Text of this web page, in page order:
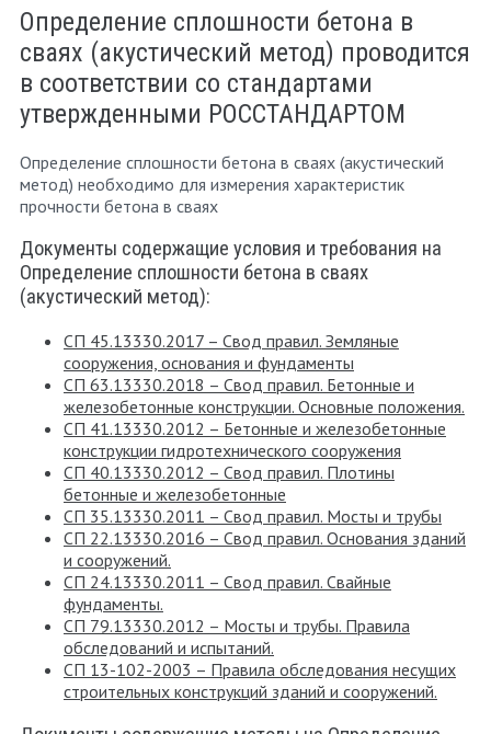
Определение сплошности бетона в
сваях (акустический метод) проводится
в соответствии со стандартами
утвержденными РОССТАНДАРТОМ
Определение сплошности бетона в сваях (акустический
метод) необходимо для измерения характеристик
прочности бетона в сваях
Документы содержащие условия и требования на
Определение сплошности бетона в сваях
(акустический метод):
СП 45.13330.2017 – Свод правил. Земляные
сооружения, основания и фундаменты
СП 63.13330.2018 – Свод правил. Бетонные и
железобетонные конструкции. Основные положения.
СП 41.13330.2012 – Бетонные и железобетонные
конструкции гидротехнического сооружения
СП 40.13330.2012 – Свод правил. Плотины
бетонные и железобетонные
СП 35.13330.2011 – Свод правил. Мосты и трубы
СП 22.13330.2016 – Свод правил. Основания зданий
и сооружений.
СП 24.13330.2011 – Свод правил. Свайные
фундаменты.
СП 79.13330.2012 – Мосты и трубы. Правила
обследований и испытаний.
СП 13-102-2003 – Правила обследования несущих
строительных конструкций зданий и сооружений.